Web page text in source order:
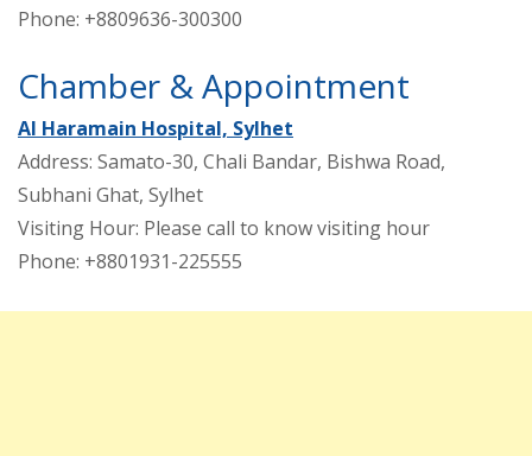
Phone: +8809636-300300
Chamber & Appointment
Al Haramain Hospital, Sylhet
Address: Samato-30, Chali Bandar, Bishwa Road,
Subhani Ghat, Sylhet
Visiting Hour: Please call to know visiting hour
Phone: +8801931-225555